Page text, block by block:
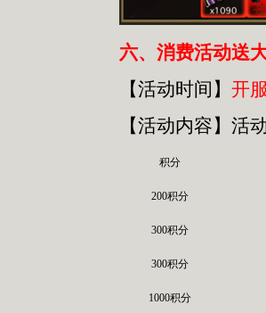
六、消费活动送
【活动时间】 开
【活动内容】活
积分
200积分
300积分
300积分
1000积分